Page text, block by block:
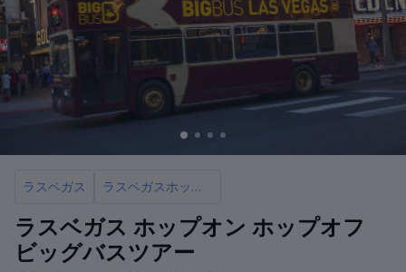
ラスベガス ラスベガスホップオンホップオフバス
ラスベガス ホップオン ホップオフ
ビッグバスツアー